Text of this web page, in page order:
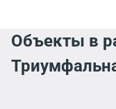
Объекты в